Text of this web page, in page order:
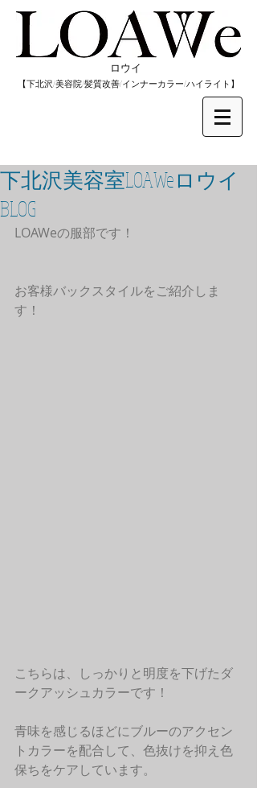
​ロウイ
​【下北沢/美容院/髪質改善/インナーカラー/​ハイライト】
下北沢美容室LOAWeロウイ
BLOG
LOAWeの服部です！
お客様バックスタイルをご紹介しま
す！
こちらは、しっかりと明度を下げたダ
ークアッシュカラーです！
青味を感じるほどにブルーのアクセン
トカラーを配合して、色抜けを抑え色
保ちをケアしています。